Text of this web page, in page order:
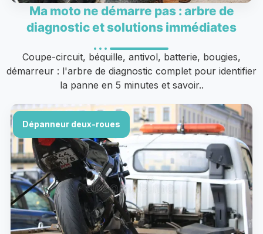
Ma moto ne démarre pas : arbre de
diagnostic et solutions immédiates
Coupe-circuit, béquille, antivol, batterie, bougies,
démarreur : l'arbre de diagnostic complet pour identifier
la panne en 5 minutes et savoir..
Dépanneur deux-roues